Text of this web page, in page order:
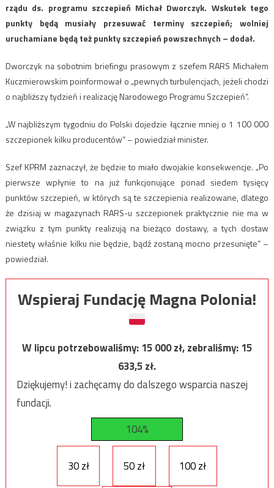
rządu ds. programu szczepień Michał Dworczyk. Wskutek tego
punkty będą musiały przesuwać terminy szczepień; wolniej
uruchamiane będą też punkty szczepień powszechnych – dodał.
Dworczyk na sobotnim briefingu prasowym z szefem RARS Michałem
Kuczmierowskim poinformował o „pewnych turbulencjach, jeżeli chodzi
o najbliższy tydzień i realizację Narodowego Programu Szczepień”.
„W najbliższym tygodniu do Polski dojedzie łącznie mniej o 1 100 000
szczepionek kilku producentów” – powiedział minister.
Szef KPRM zaznaczył, że będzie to miało dwojakie konsekwencje. „Po
pierwsze wpłynie to na już funkcjonujące ponad siedem tysięcy
punktów szczepień, w których są te szczepienia realizowane, dlatego
że dzisiaj w magazynach RARS-u szczepionek praktycznie nie ma w
związku z tym punkty realizują na bieżąco dostawy, a tych dostaw
niestety właśnie kilku nie będzie, bądź zostaną mocno przesunięte” –
powiedział.
Wspieraj Fundację Magna Polonia!
W lipcu potrzebowaliśmy:15 000zł, zebraliśmy:15
633,5zł.
Dziękujemy! i zachęcamy do dalszego wsparcia naszej
fundacji.
104%
30 zł 50 zł 100 zł